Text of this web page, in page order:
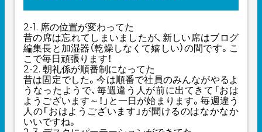
2-1. 席の位置が変わってた
昔の席は忘れてしまいましたが、新しい席はブログ
編集長と加湿器（乾燥しなくて嬉しい）の間です。こ
こで毎日頑張ります！
2-2. 朝礼係が順番制になってた
昔は固定でした。今は順番で社員のみんながやるよ
うなったようで、毎週違う人が前に出てきて「おは
ようございます～！」と一日が始まります。毎週違う
人の「おはようございます」が聞けるのはなかなか
いいですね。